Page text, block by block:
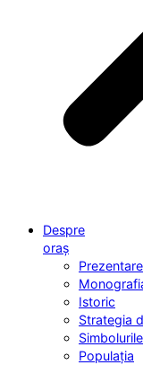
Despre
oraș
Istoric
Strategia
Populația